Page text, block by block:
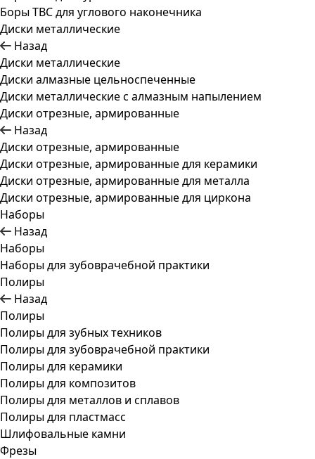
Боры ТВС для углового наконечника
Диски металлические
Назад
Диски металлические
Диски алмазные цельноспеченные
Диски металлические с алмазным напылением
Диски отрезные, армированные
Назад
Диски отрезные, армированные
Диски отрезные, армированные для керамики
Диски отрезные, армированные для металла
Диски отрезные, армированные для циркона
Наборы
Назад
Наборы
Наборы для зубоврачебной практики
Полиры
Назад
Полиры
Полиры для зубных техников
Полиры для зубоврачебной практики
Полиры для керамики
Полиры для композитов
Полиры для металлов и сплавов
Полиры для пластмасс
Шлифовальные камни
Фрезы